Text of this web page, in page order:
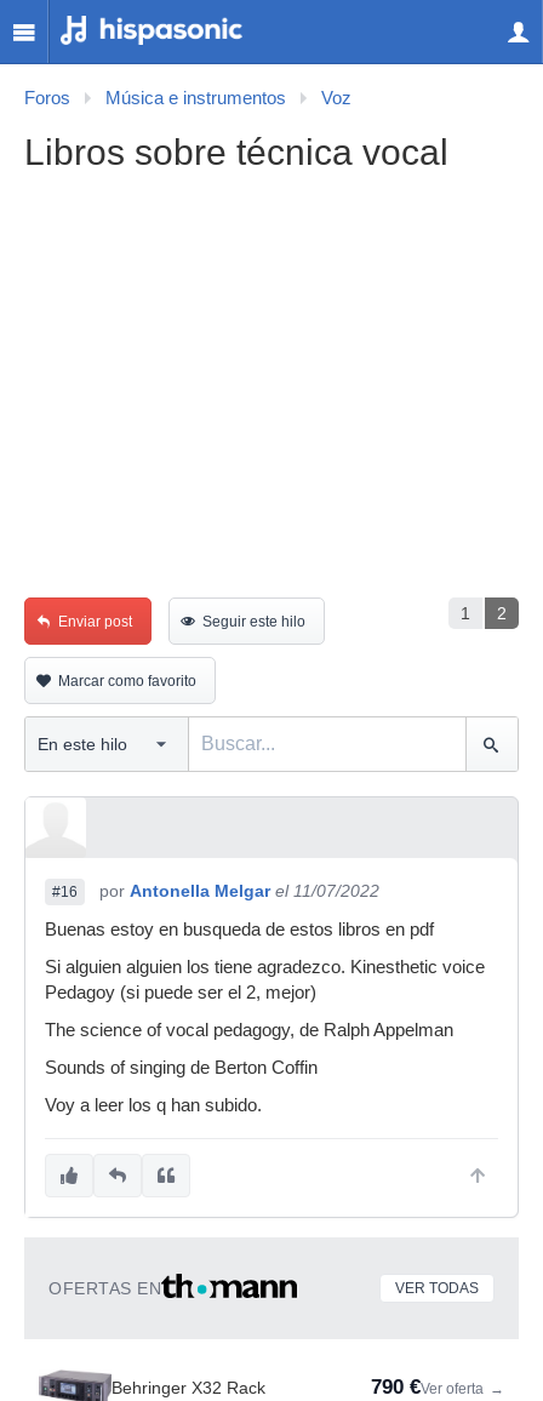
Foros Música e instrumentos Voz
Libros sobre técnica vocal
1 2
Enviar post Seguir este hilo
Marcar como favorito
#16 por Antonella Melgar el 11/07/2022
Buenas estoy en busqueda de estos libros en pdf
Si alguien alguien los tiene agradezco. Kinesthetic voice
Pedagoy (si puede ser el 2, mejor)
The science of vocal pedagogy, de Ralph Appelman
Sounds of singing de Berton Coffin
Voy a leer los q han subido.
OFERTAS EN VER TODAS
Behringer X32 Rack 790 €Ver oferta →